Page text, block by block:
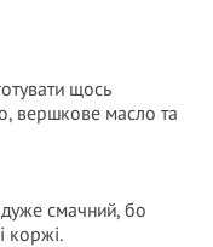
щось
вершкове масло та
дуже смачний, бо
коржі.